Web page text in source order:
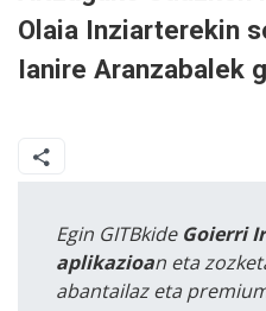
Olaia Inziarterekin
Ianire Aranzabalek
Egin GITBkide Goierri
aplikazioan eta
abantailaz eta